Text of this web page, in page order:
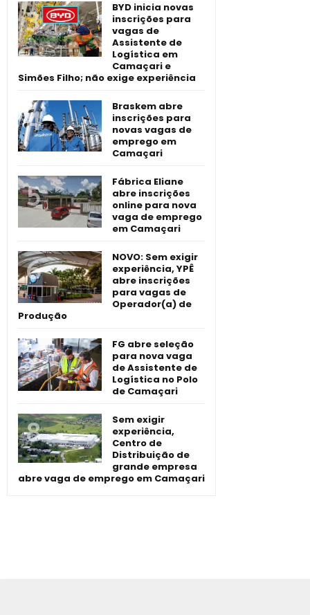
BYD inicia novas
inscrições para
vagas de
Assistente de
Logística em
Camaçari e
Simões Filho; não exige experiência
Braskem abre
inscrições para
novas vagas de
emprego em
Camaçari
Fábrica Eliane
abre inscrições
online para nova
vaga de emprego
em Camaçari
NOVO: Sem exigir
experiência, YPÊ
abre inscrições
para vagas de
Operador(a) de
Produção
FG abre seleção
para nova vaga
de Assistente de
Logística no Polo
de Camaçari
Sem exigir
experiência,
Centro de
Distribuição de
grande empresa
abre vaga de emprego em Camaçari